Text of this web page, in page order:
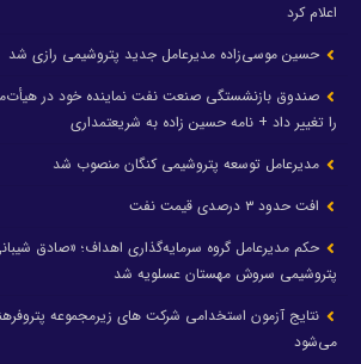
اعلام کرد
حسین موسی‌زاده مدیرعامل جدید پتروشیمی رازی شد
صندوق بازنشستگی صنعت نفت نماینده خود در
را تغییر داد + نامه حسین زاده به شریعتمداری
مدیرعامل توسعه پتروشیمی کنگان منصوب شد
افت حدود ۳ درصدی قیمت نفت
حکم مدیرعامل گروه سرمایه‌گذاری اهداف؛ «صادق
پتروشیمی سروش مهستان عسلویه شد
می‌شود